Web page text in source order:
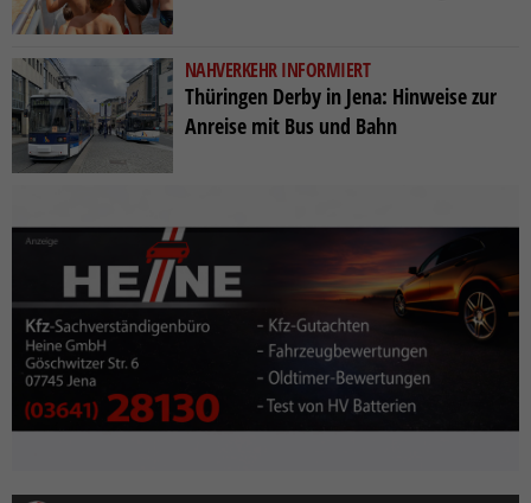
NAHVERKEHR INFORMIERT
Thüringen Derby in Jena: Hinweise zur
Anreise mit Bus und Bahn